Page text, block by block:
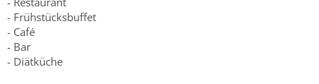
- Frühstücksbuffet
- Café
- Bar
- Diätküche